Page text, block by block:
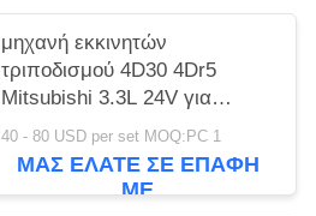
μηχανή εκκινητών
τριποδισμού 4D30 4Dr5
Mitsubishi 3.3L 24V για
E70B/E40B M2T64272
40 - 80 USD per set MOQ:PC 1
ΜΑΣ ΕΛΆΤΕ ΣΕ ΕΠΑΦΉ
ΜΕ